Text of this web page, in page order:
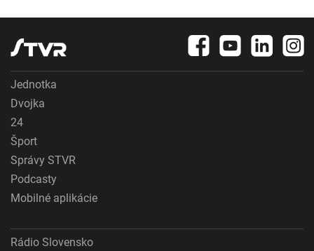
Jednotka
Dvojka
24
Šport
Správy STVR
Podcasty
Mobilné aplikácie
Rádio Slovensko